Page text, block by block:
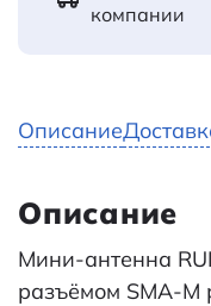
компании
Описание
Описание
Мини-антенна
разъёмом SMA-M